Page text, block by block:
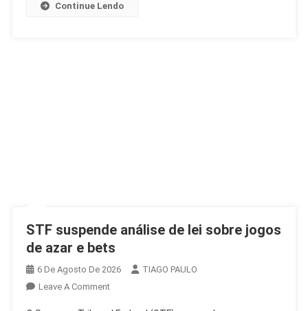
Continue Lendo
STF suspende análise de lei sobre jogos
de azar e bets
6 De Agosto De 2026
TIAGO PAULO
Leave A CommentOn